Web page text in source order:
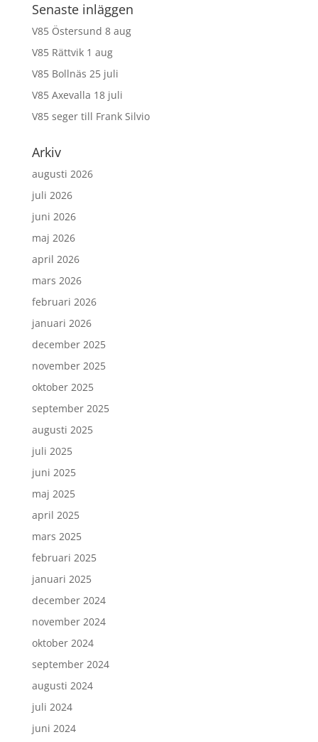
Senaste inläggen
V85 Östersund 8 aug
V85 Rättvik 1 aug
V85 Bollnäs 25 juli
V85 Axevalla 18 juli
V85 seger till Frank Silvio
Arkiv
augusti 2026
juli 2026
juni 2026
maj 2026
april 2026
mars 2026
februari 2026
januari 2026
december 2025
november 2025
oktober 2025
september 2025
augusti 2025
juli 2025
juni 2025
maj 2025
april 2025
mars 2025
februari 2025
januari 2025
december 2024
november 2024
oktober 2024
september 2024
augusti 2024
juli 2024
juni 2024